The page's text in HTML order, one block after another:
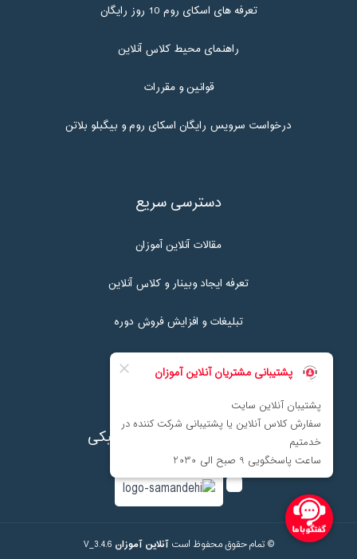
تعرفه های اسکای روم 10 روز رایگان
راهنمای محیط کلاس آنلاین
قوانین و مقررات
درخواست سرویس رایگان اسکای روم و بیگبلو بلاتن
دسترسی سریع
مقالات آنلاین آموزان
تعرفه ایجاد وبینار و کلاس آنلاین
تبلیغات و افزایش فروش دوره
نماد اعتماد پرداخت الکترونیکی
© تمام حقوق محفوظ استآنلاین آموزان